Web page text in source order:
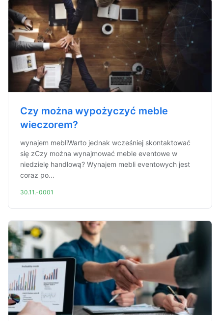
Czy można wypożyczyć meble
wieczorem?
wynajem mebliWarto jednak wcześniej skontaktować
się zCzy można wynajmować meble eventowe w
niedzielę handlową? Wynajem mebli eventowych jest
coraz po...
30.11.-0001